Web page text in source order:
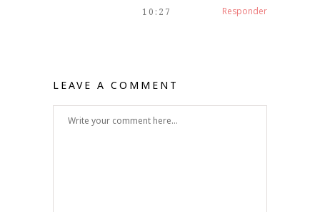
10:27
Responder
LEAVE A COMMENT